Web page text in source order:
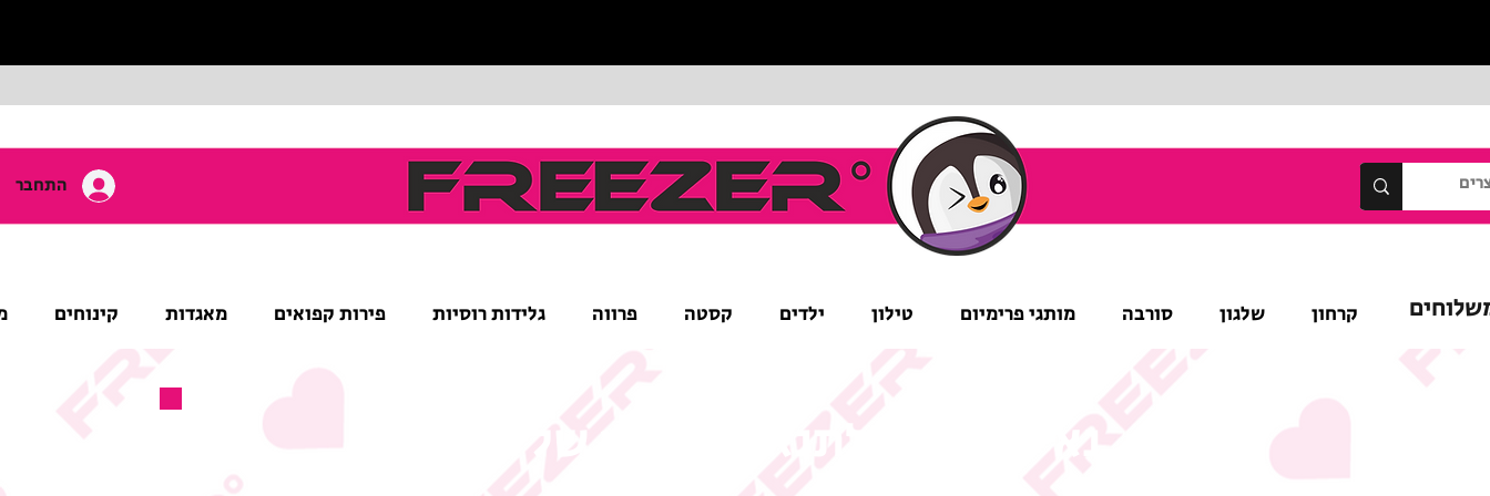
התחבר
קרחון שלגון סורבה מותגי פרימיום טילון ילדים קסטה פרווה גלידות רוסיות פירות קפואים מאגדות קינוחים
נא לשים לב לתנאי המבצע של המוצר